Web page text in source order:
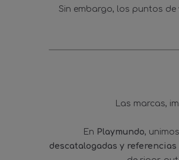
Sin embargo, los puntos
Las marcas,
En Playmundo,
descatalogadas y